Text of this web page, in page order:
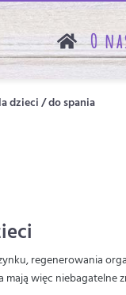
O
dzieci / do spania
regenerowania
mają więc niebagatelne